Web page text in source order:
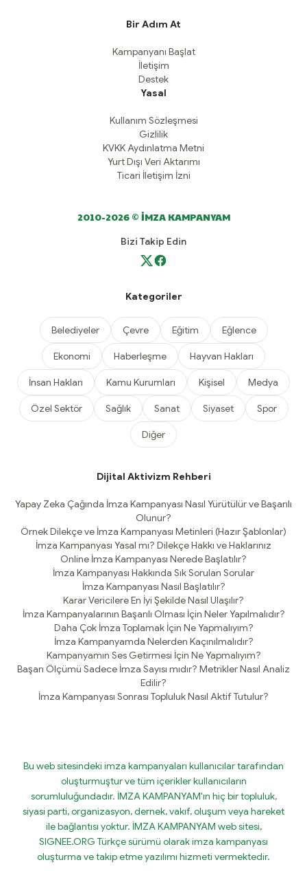
Bir Adım At
Kampanyanı Başlat
İletişim
Destek
Yasal
Kullanım Sözleşmesi
Gizlilik
KVKK Aydınlatma Metni
Yurt Dışı Veri Aktarımı
Ticari İletişim İzni
2010-2026 © İMZA KAMPANYAM
Bizi Takip Edin
Kategoriler
Belediyeler Çevre Eğitim Eğlence
Ekonomi Haberleşme Hayvan Hakları
İnsan Hakları Kamu Kurumları Kişisel Medya
Özel Sektör Sağlık Sanat Siyaset Spor
Diğer
Dijital Aktivizm Rehberi
Yapay Zeka Çağında İmza Kampanyası Nasıl Yürütülür ve Başarılı
Olunur?
Örnek Dilekçe ve İmza Kampanyası Metinleri (Hazır Şablonlar)
İmza Kampanyası Yasal mı? Dilekçe Hakkı ve Haklarınız
Online İmza Kampanyası Nerede Başlatılır?
İmza Kampanyası Hakkında Sık Sorulan Sorular
İmza Kampanyası Nasıl Başlatılır?
Karar Vericilere En İyi Şekilde Nasıl Ulaşılır?
İmza Kampanyalarının Başarılı Olması İçin Neler Yapılmalıdır?
Daha Çok İmza Toplamak İçin Ne Yapmalıyım?
İmza Kampanyamda Nelerden Kaçınılmalıdır?
Kampanyamın Ses Getirmesi İçin Ne Yapmalıyım?
Başarı Ölçümü Sadece İmza Sayısı mıdır? Metrikler Nasıl Analiz
Edilir?
İmza Kampanyası Sonrası Topluluk Nasıl Aktif Tutulur?
Bu web sitesindeki imza kampanyaları kullanıcılar tarafından
oluşturmuştur ve tüm içerikler kullanıcıların
sorumluluğundadır. İMZA KAMPANYAM'ın hiç bir topluluk,
siyasi parti, organizasyon, dernek, vakıf, oluşum veya hareket
ile bağlantısı yoktur. İMZA KAMPANYAM web sitesi,
SIGNEE.ORG Türkçe sürümü olarak imza kampanyası
oluşturma ve takip etme yazılımı hizmeti vermektedir.